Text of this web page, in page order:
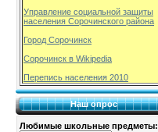
Управление социальной защиты
населения Сорочинского района
Город Сорочинск
Сорочинск в Wikipedia
Перепись населения 2010
Наш опрос
Любимые школьные предметы: